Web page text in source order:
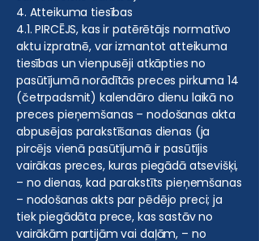
4. Atteikuma tiesības
4.1. PIRCĒJS, kas ir patērētājs normatīvo
aktu izpratnē, var izmantot atteikuma
tiesības un vienpusēji atkāpties no
pasūtījumā norādītās preces pirkuma 14
(četrpadsmit) kalendāro dienu laikā no
preces pieņemšanas – nodošanas akta
abpusējas parakstīšanas dienas (ja
pircējs vienā pasūtījumā ir pasūtījis
vairākas preces, kuras piegādā atsevišķi,
– no dienas, kad parakstīts pieņemšanas
– nodošanas akts par pēdējo preci; ja
tiek piegādāta prece, kas sastāv no
vairākām partijām vai daļām, – no